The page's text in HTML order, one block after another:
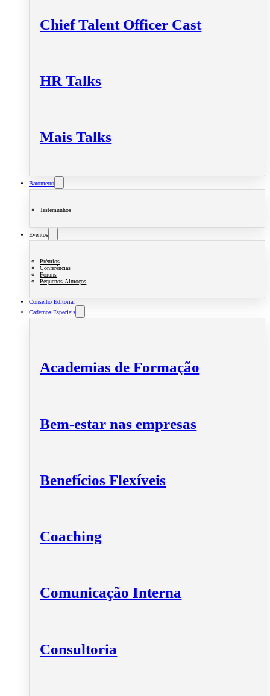
Chief Talent Officer Cast
HR Talks
Mais Talks
Barómetro
Testemunhos
Eventos
Prémios
Conferências
Fóruns
Pequenos-Almoços
Conselho Editorial
Cadernos Especiais
Academias de Formação
Bem-estar nas empresas
Benefícios Flexíveis
Coaching
Comunicação Interna
Consultoria